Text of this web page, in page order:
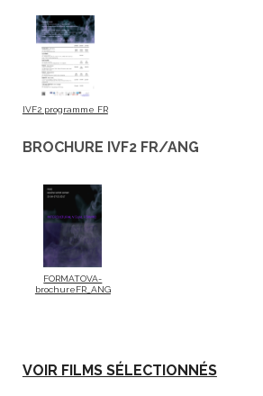
IVF2 programme FR
BROCHURE IVF2 FR/ANG
FORMATOVA-
brochureFR_ANG
VOIR FILMS SÉLECTIONNÉS